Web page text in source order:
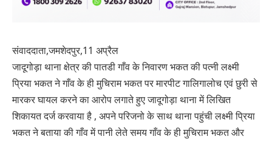
संवाददाता,जमशेदपुर,11 अप्रैल
जादूगोड़ा थाना क्षेत्र की पातडी गाँव के निवारण भकत की पत्नी लक्ष्मी
प्रिया भकत ने गाँव के ही मुचिराम भकत पर मारपीट गालिगालोच एवं छुरी से
मारकर घायल करने का आरोप लगाते हुए जादूगोड़ा थाना में लिखित
शिकायत दर्ज करवाया है , अपने परिजनो के साथ थाना पहुंची लक्ष्मी प्रिया
भकत ने बताया की गाँव में पानी लेते समय गाँव के ही मुचिराम भकत और